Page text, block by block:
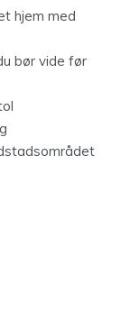
hjem med
bør vide før